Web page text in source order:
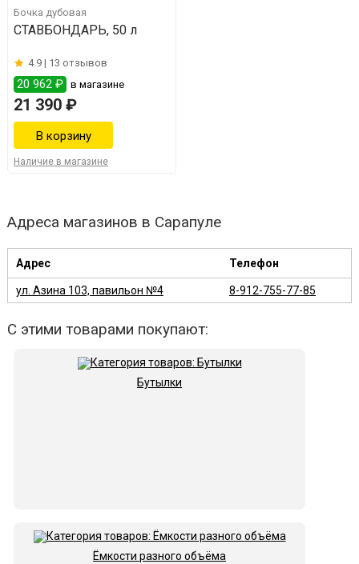
Бочка дубовая
СТАВБОНДАРЬ, 50 л
4.9 | 13 отзывов
20 962 ₽ в магазине
21 390 ₽
Наличие в магазине
Адреса магазинов в Сарапуле
Адрес Телефон
ул. Азина 103, павильон №4 8-912-755-77-85
С этими товарами покупают:
Бутылки
Ёмкости разного объёма